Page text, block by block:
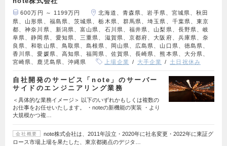
600万円 ～ 1199万円
北海道、青森県、岩手県、宮城県、秋田
県、山形県、福島県、茨城県、栃木県、群馬県、埼玉県、千葉県、東京
都、神奈川県、新潟県、富山県、石川県、福井県、山梨県、長野県、岐
阜県、静岡県、愛知県、三重県、滋賀県、京都府、大阪府、兵庫県、奈
良県、和歌山県、鳥取県、島根県、岡山県、広島県、山口県、徳島県、
香川県、愛媛県、高知県、福岡県、佐賀県、長崎県、熊本県、大分県、
宮崎県、鹿児島県、沖縄県
上場企業 大手企業 土日祝休み
自社開発のサービス「note」のサーバー
サイドのエンジニアリング業務
＜具体的な業務イメージ＞ 以下のいずれかもしくは複数の
お仕事をお任せいたします。 ・noteの新機能の実装 ・より
大規模かつ複…
会社概要
note株式会社は、2011年設立・2020年に社名変更・2022年に東証グ
ロース市場上場を果たした、東京都拠点のデジタ…